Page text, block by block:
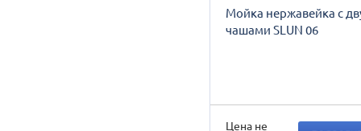
Мойка нержавейка с
чашами SLUN 06
Цена не